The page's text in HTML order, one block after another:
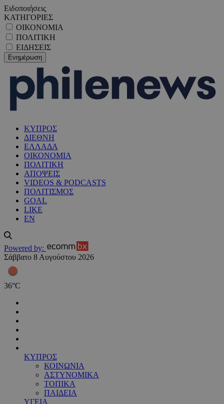
Ειδοποιήσεις
ΚΑΤΗΓΟΡΙΕΣ
ΟΙΚΟΝΟΜΙΑ
ΠΟΛΙΤΙΚΗ
ΕΙΔΗΣΕΙΣ
ΚΥΠΡΟΣ
ΔΙΕΘΝΗ
ΕΛΛΑΔΑ
ΟΙΚΟΝΟΜΙΑ
ΠΟΛΙΤΙΚΗ
ΑΠΟΨΕΙΣ
VIDEOS & PODCASTS
ΠΟΛΙΤΙΣΜΟΣ
GOAL
LIKE
EN
Powered by:
Σάββατο 8 Αυγούστου 2026
36°C
ΚΥΠΡΟΣ
ΚΟΙΝΩΝΙΑ
ΑΣΤΥΝΟΜΙΚΑ
ΤΟΠΙΚΑ
ΠΑΙΔΕΙΑ
ΥΓΕΙΑ